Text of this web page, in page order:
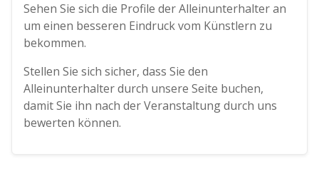
Sehen Sie sich die Profile der Alleinunterhalter an
um einen besseren Eindruck vom Künstlern zu
bekommen.
Stellen Sie sich sicher, dass Sie den
Alleinunterhalter durch unsere Seite buchen,
damit Sie ihn nach der Veranstaltung durch uns
bewerten können.